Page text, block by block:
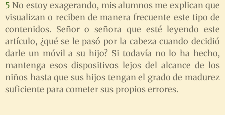
5 No estoy exagerando, mis alumnos me explican que
visualizan o reciben de manera frecuente este tipo de
contenidos. Señor o señora que esté leyendo este
artículo, ¿qué se le pasó por la cabeza cuando decidió
darle un móvil a su hijo? Si todavía no lo ha hecho,
mantenga esos dispositivos lejos del alcance de los
niños hasta que sus hijos tengan el grado de madurez
suficiente para cometer sus propios errores.